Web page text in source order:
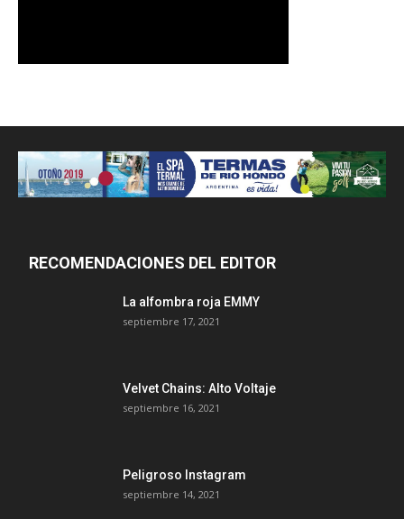
RECOMENDACIONES DEL EDITOR
La alfombra roja EMMY
septiembre 17, 2021
Velvet Chains: Alto Voltaje
septiembre 16, 2021
Peligroso Instagram
septiembre 14, 2021